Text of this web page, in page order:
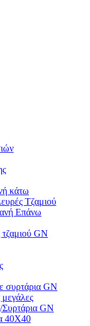
κάτω
Τζαμιού
Επάνω
GN
συρτάρια GN
GN
40Χ40